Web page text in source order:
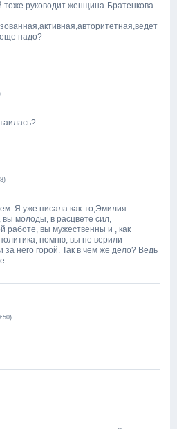
тоже руководит женщина-Братенкова
надо?
Я уже писала как-то,Эмилия
молоды, в расцвете сил,
работе, вы мужественны и , как
помню, вы не верили
за него горой. Так в чем же дело? Ведь